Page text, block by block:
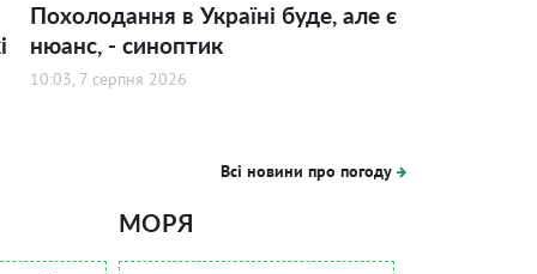
Похолодання в Україні буде, але є
нюанс, - синоптик
10:03, 7 серпня 2026
Всі новини про погоду
МОРЯ